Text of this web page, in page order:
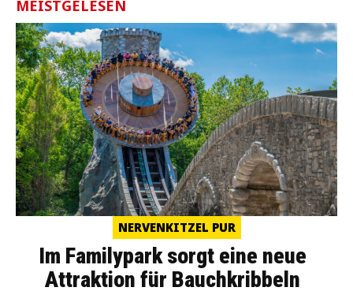
MEISTGELESEN
NERVENKITZEL PUR
Im Familypark sorgt eine neue
Attraktion für Bauchkribbeln